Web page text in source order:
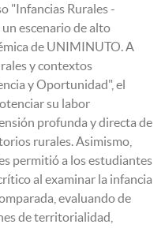
"Infancias Rurales -
escenario de alto
de UNIMINUTO. A
y contextos
y Oportunidad", el
su labor
profunda y directa de
rurales. Asimismo,
permitió a los estudiantes
al examinar la infancia
evaluando de
de territorialidad,